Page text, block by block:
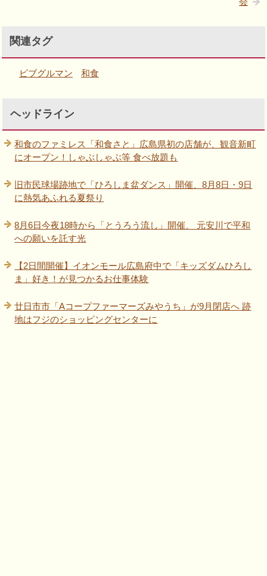
関連タグ
ビブグルマン 和食
ヘッドライン
和食のファミレス「和食さと」広島県初の店舗が、観音新町
にオープン！しゃぶしゃぶ等 食べ放題も
旧市民球場跡地で「ひろしま盆ダンス」開催、8月8日・9日
に熱気あふれる夏祭り
8月6日今夜18時から「とうろう流し」開催、 元安川で平和
への願いを託す光
【2日間開催】イオンモール広島府中で「キッズダムひろし
ま」好き！が見つかるお仕事体験
廿日市市「Aコープファーマーズみやうち」が9月閉店へ 跡
地はフジのショッピングセンターに